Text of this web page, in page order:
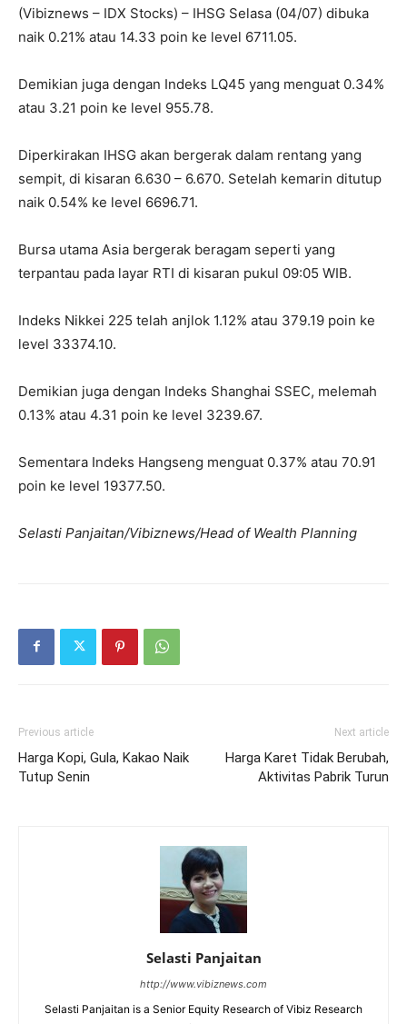
(Vibiznews – IDX Stocks) – IHSG Selasa (04/07) dibuka
naik 0.21% atau 14.33 poin ke level 6711.05.
Demikian juga dengan Indeks LQ45 yang menguat 0.34%
atau 3.21 poin ke level 955.78.
Diperkirakan IHSG akan bergerak dalam rentang yang
sempit, di kisaran 6.630 – 6.670. Setelah kemarin ditutup
naik 0.54% ke level 6696.71.
Bursa utama Asia bergerak beragam seperti yang
terpantau pada layar RTI di kisaran pukul 09:05 WIB.
Indeks Nikkei 225 telah anjlok 1.12% atau 379.19 poin ke
level 33374.10.
Demikian juga dengan Indeks Shanghai SSEC, melemah
0.13% atau 4.31 poin ke level 3239.67.
Sementara Indeks Hangseng menguat 0.37% atau 70.91
poin ke level 19377.50.
Selasti Panjaitan/Vibiznews/Head of Wealth Planning
Previous article
Harga Kopi, Gula, Kakao Naik
Tutup Senin
Next article
Harga Karet Tidak Berubah,
Aktivitas Pabrik Turun
Selasti Panjaitan
http://www.vibiznews.com
Selasti Panjaitan is a Senior Equity Research of Vibiz Research